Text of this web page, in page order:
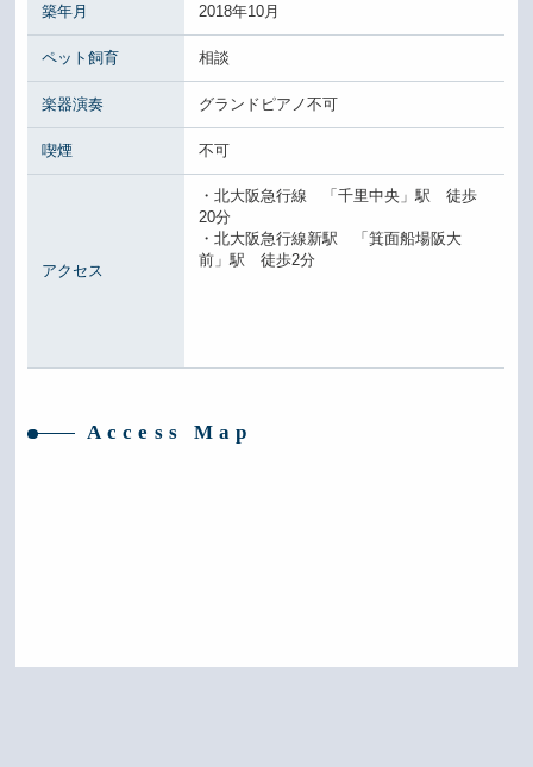
築年月 2018年10月
ペット飼育 相談
楽器演奏 グランドピアノ不可
喫煙 不可
アクセス
・北大阪急行線 「千里中央」駅 徒歩
20分
・北大阪急行線新駅 「箕面船場阪大
前」駅 徒歩2分
Access Map